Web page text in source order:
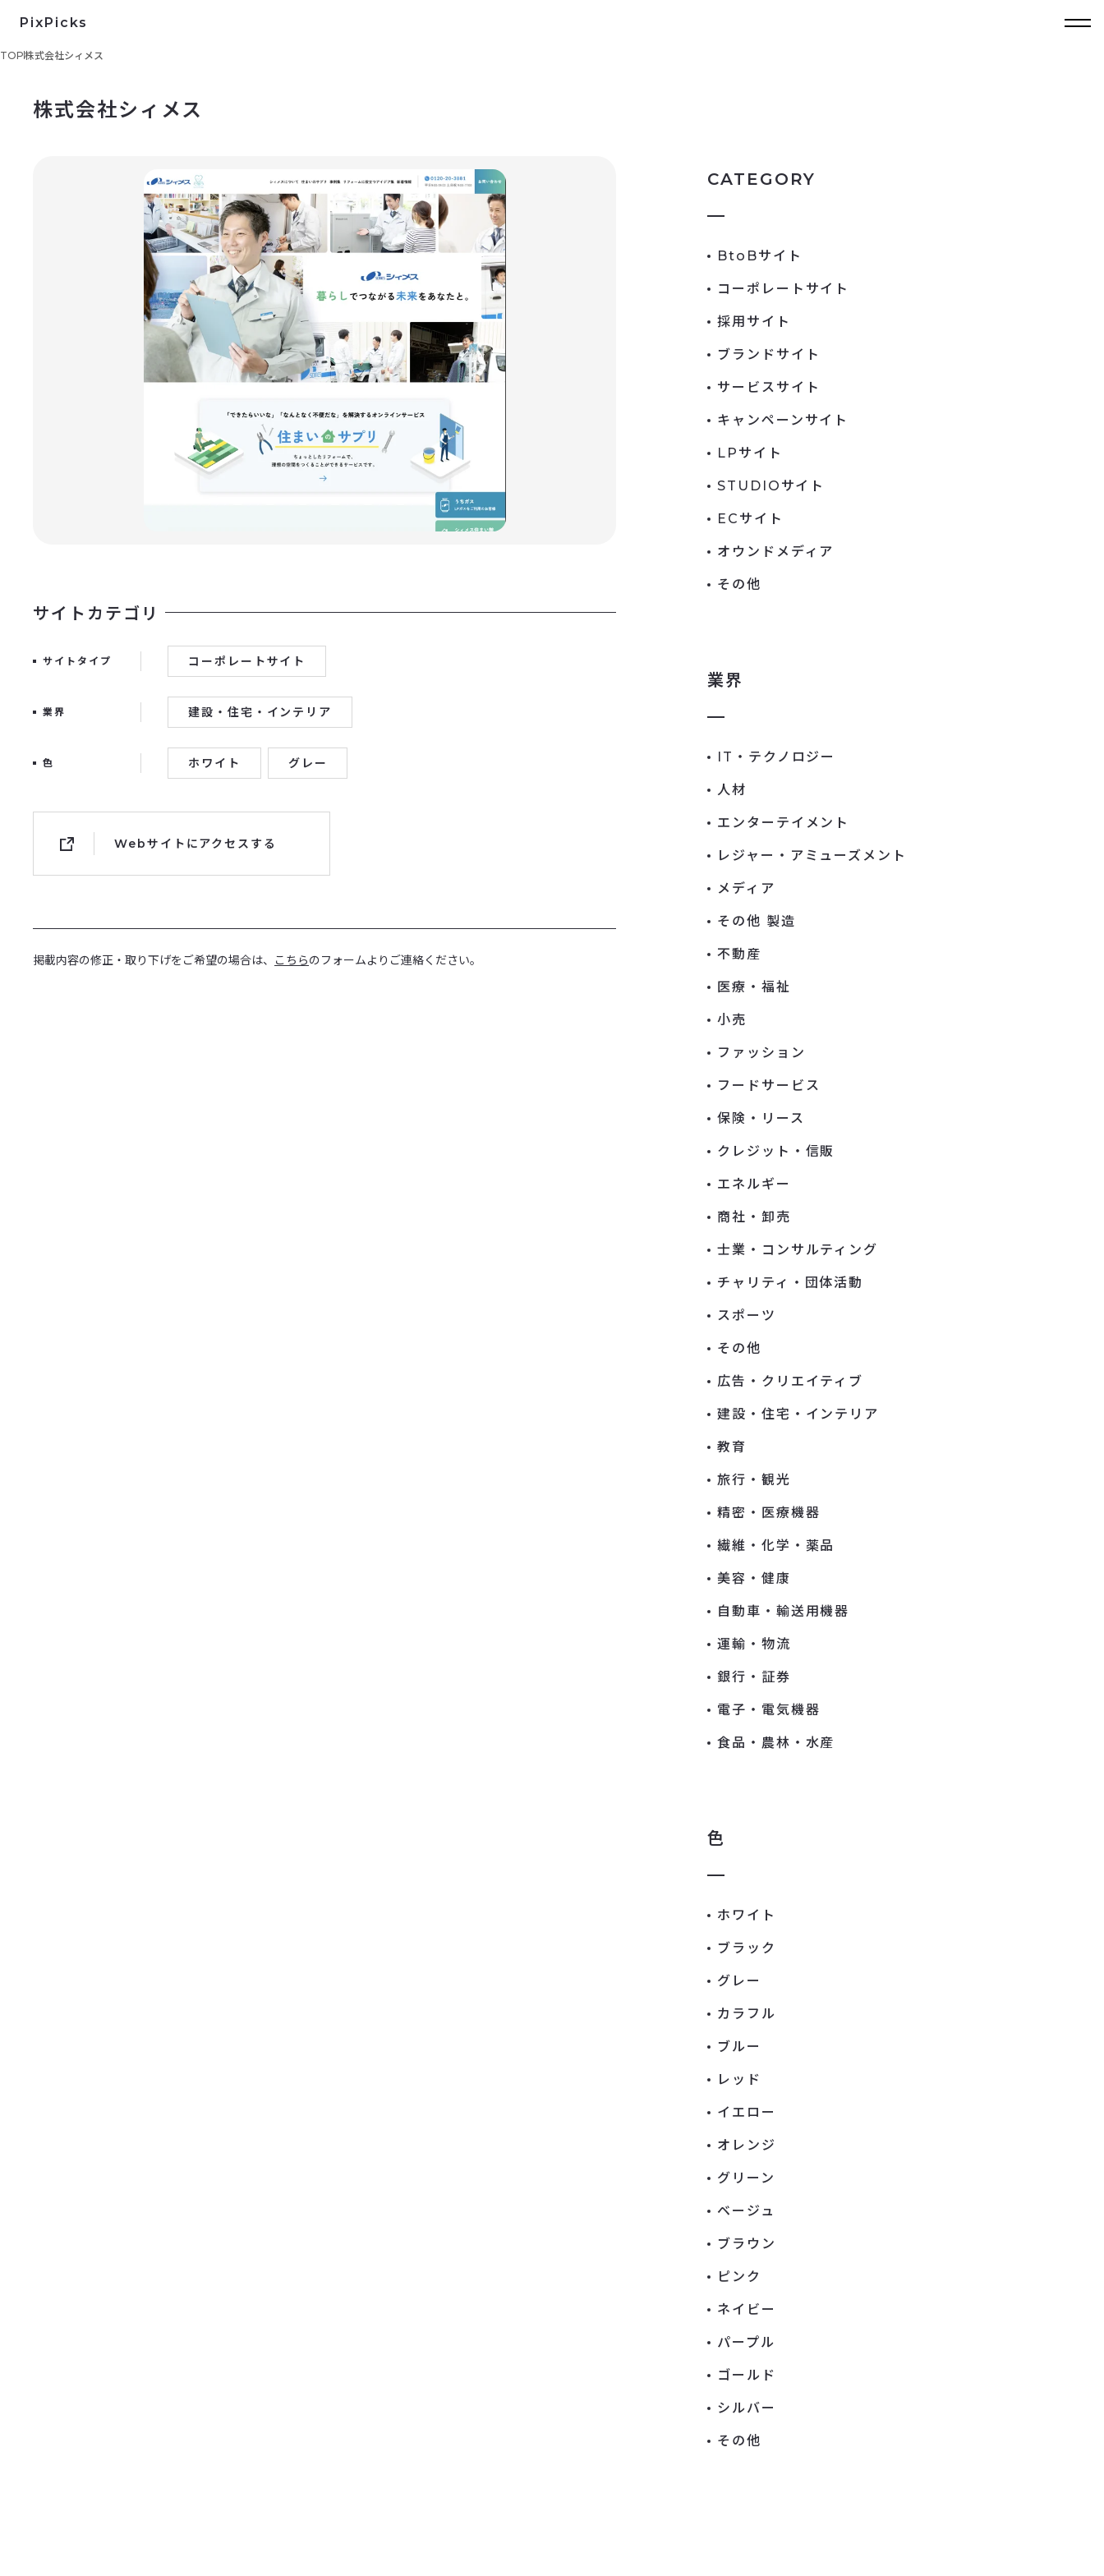
PixPicks
TOP株式会社シィメス
株式会社シィメス
サイトカテゴリ
サイトタイプ コーポレートサイト
業界 建設・住宅・インテリア
色 ホワイト グレー
Webサイトにアクセスする
掲載内容の修正・取り下げをご希望の場合は、 こちらのフォームよりご連絡ください。
CATEGORY
BtoBサイト
コーポレートサイト
採用サイト
ブランドサイト
サービスサイト
キャンペーンサイト
LPサイト
STUDIOサイト
ECサイト
オウンドメディア
その他
業界
IT・テクノロジー
人材
エンターテイメント
レジャー・アミューズメント
メディア
その他 製造
不動産
医療・福祉
小売
ファッション
フードサービス
保険・リース
クレジット・信販
エネルギー
商社・卸売
士業・コンサルティング
チャリティ・団体活動
スポーツ
その他
広告・クリエイティブ
建設・住宅・インテリア
教育
旅行・観光
精密・医療機器
繊維・化学・薬品
美容・健康
自動車・輸送用機器
運輸・物流
銀行・証券
電子・電気機器
食品・農林・水産
色
ホワイト
ブラック
グレー
カラフル
ブルー
レッド
イエロー
オレンジ
グリーン
ベージュ
ブラウン
ピンク
ネイビー
パープル
ゴールド
シルバー
その他